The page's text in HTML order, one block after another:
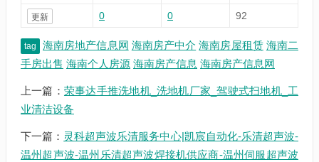
更新 0 0 92
tag 海南房地产信息网 海南房产中介 海南房屋租赁 海南二
手房出售 海南个人房源 海南房产信息 海南房产信息网
上一篇： 荣事达手推洗地机_洗地机厂家_驾驶式扫地机_工
业清洁设备
下一篇： 灵科超声波乐清服务中心|凯宸自动化-乐清超声波-
温州超声波-温州乐清超声波焊接机供应商-温州伺服超声波